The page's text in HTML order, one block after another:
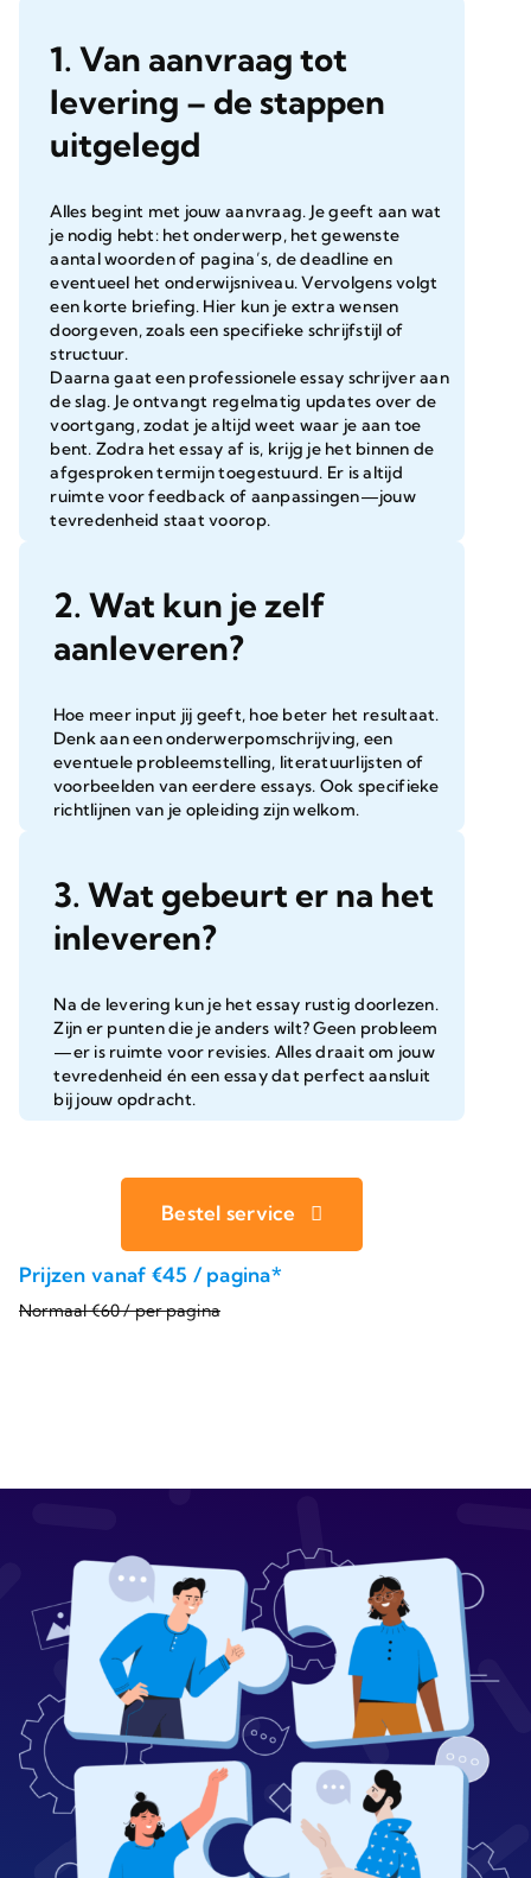
1. Van aanvraag tot
levering – de stappen
uitgelegd
Alles begint met jouw aanvraag. Je geeft aan wat
je nodig hebt: het onderwerp, het gewenste
aantal woorden of pagina’s, de deadline en
eventueel het onderwijsniveau. Vervolgens volgt
een korte briefing. Hier kun je extra wensen
doorgeven, zoals een specifieke schrijfstijl of
structuur.
Daarna gaat een professionele essay schrijver aan
de slag. Je ontvangt regelmatig updates over de
voortgang, zodat je altijd weet waar je aan toe
bent. Zodra het essay af is, krijg je het binnen de
afgesproken termijn toegestuurd. Er is altijd
ruimte voor feedback of aanpassingen—jouw
tevredenheid staat voorop.
2. Wat kun je zelf
aanleveren?
Hoe meer input jij geeft, hoe beter het resultaat.
Denk aan een onderwerpomschrijving, een
eventuele probleemstelling, literatuurlijsten of
voorbeelden van eerdere essays. Ook specifieke
richtlijnen van je opleiding zijn welkom.
3. Wat gebeurt er na het
inleveren?
Na de levering kun je het essay rustig doorlezen.
Zijn er punten die je anders wilt? Geen probleem
—er is ruimte voor revisies. Alles draait om jouw
tevredenheid én een essay dat perfect aansluit
bij jouw opdracht.
Bestel service
Prijzen vanaf €45 / pagina*
Normaal €60 / per pagina